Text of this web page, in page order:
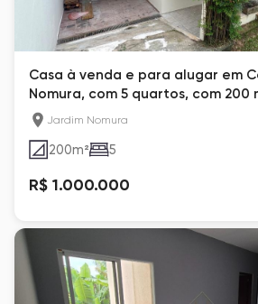
Casa à venda e para alugar em
Nomura, com 5 quartos, com 200
Jardim Nomura
200m² 5
R$ 1.000.000